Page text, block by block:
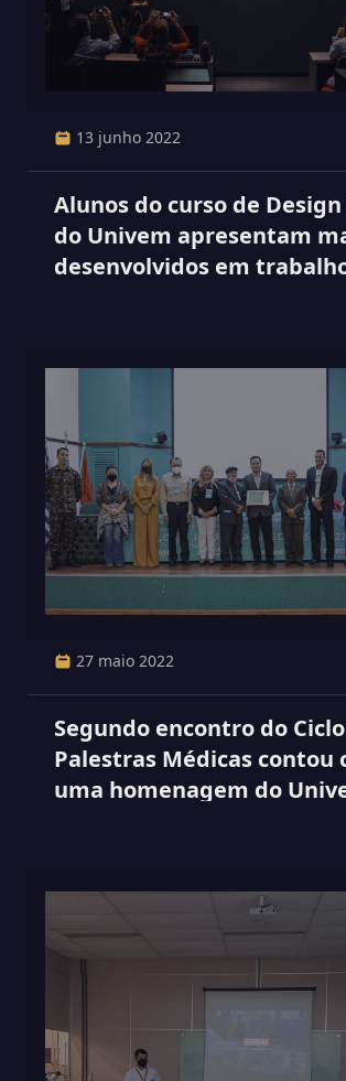
13 junho 2022
Alunos do curso de
do Univem apresentam
desenvolvidos em
27 maio 2022
Segundo encontro do
Palestras Médicas contou
uma homenagem do